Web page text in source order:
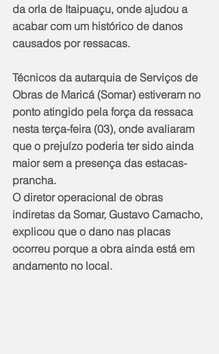
da orla de Itaipuaçu, onde ajudou a
acabar com um histórico de danos
causados por ressacas.
Técnicos da autarquia de Serviços de
Obras de Maricá (Somar) estiveram no
ponto atingido pela força da ressaca
nesta terça-feira (03), onde avaliaram
que o prejuízo poderia ter sido ainda
maior sem a presença das estacas-
prancha.
O diretor operacional de obras
indiretas da Somar, Gustavo Camacho,
explicou que o dano nas placas
ocorreu porque a obra ainda está em
andamento no local.